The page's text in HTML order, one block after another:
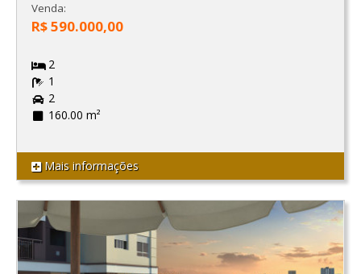
Venda:
R$ 590.000,00
2
1
2
160.00 m²
Mais informações